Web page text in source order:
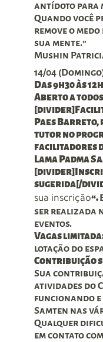
antídoto para
Quando você
remove o
sua mente.”
Mushin
14/04
Das 9h30 às
Aberto a
Paes Barreto,
tutor no
facilitadores
Lama Padma
sugerida[/
sua inscrição“.
ser realizada
eventos.
Vagas
lotação do
Contribuição
Sua
atividades do
funcionando e
Samten nas
Qualquer
em contato